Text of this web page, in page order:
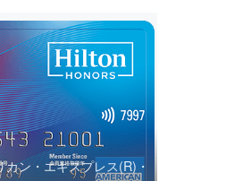
ン・エキスプレス(R)・